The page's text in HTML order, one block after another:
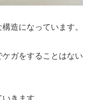
造になっています。
ガをすることはない